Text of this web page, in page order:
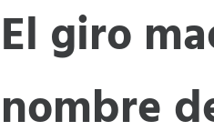
El giro
nombre